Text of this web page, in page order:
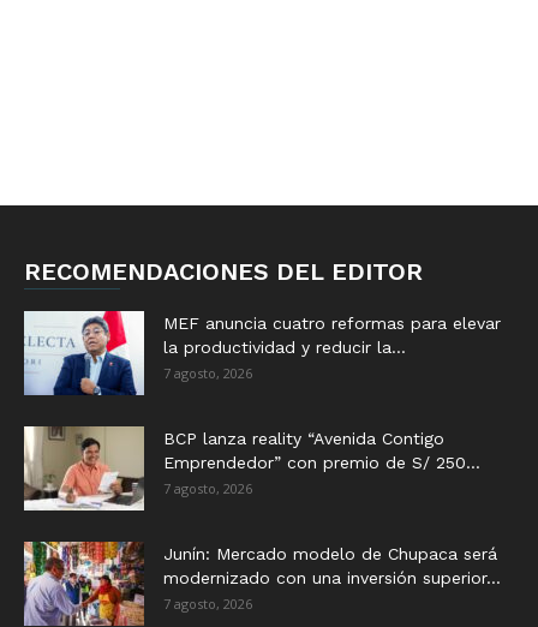
RECOMENDACIONES DEL EDITOR
MEF anuncia cuatro reformas para elevar
la productividad y reducir la...
7 agosto, 2026
BCP lanza reality “Avenida Contigo
Emprendedor” con premio de S/ 250...
7 agosto, 2026
Junín: Mercado modelo de Chupaca será
modernizado con una inversión superior...
7 agosto, 2026